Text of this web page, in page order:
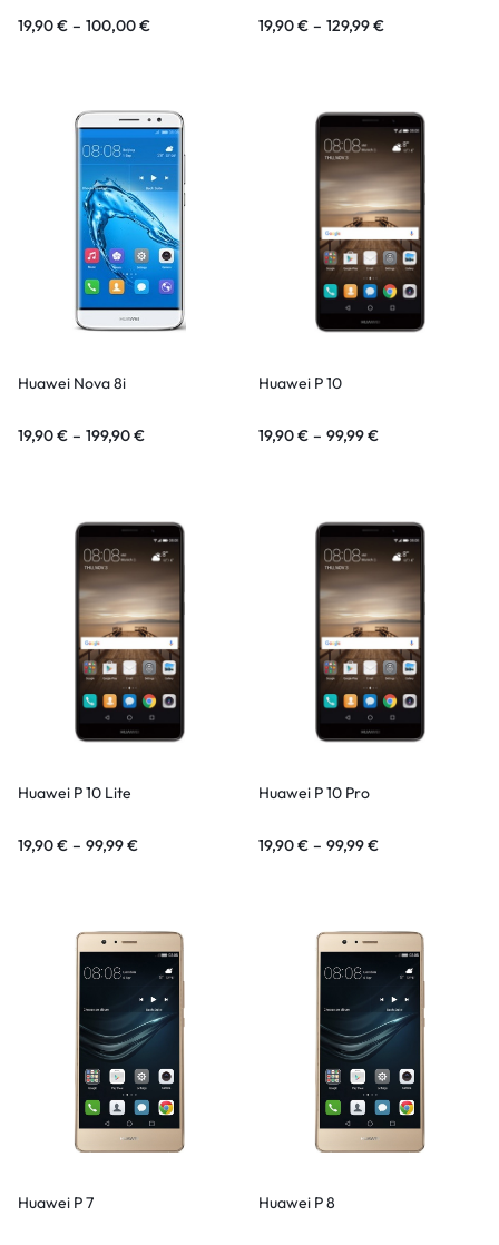
19,90€ – 100,00€ 19,90€ – 129,99€
Huawei Nova 8i
19,90€ – 199,90€
Huawei P 10
19,90€ – 99,99€
Huawei P 10 Lite
19,90€ – 99,99€
Huawei P 10 Pro
19,90€ – 99,99€
Huawei P 7 Huawei P 8